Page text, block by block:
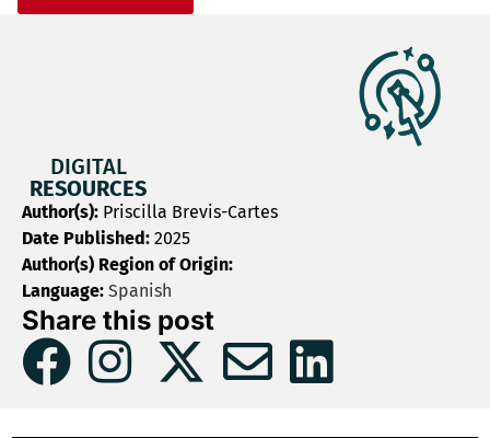
DIGITAL
RESOURCES
Author(s): Priscilla Brevis-Cartes
Date Published: 2025
Author(s) Region of Origin:
Language: Spanish
Share this post